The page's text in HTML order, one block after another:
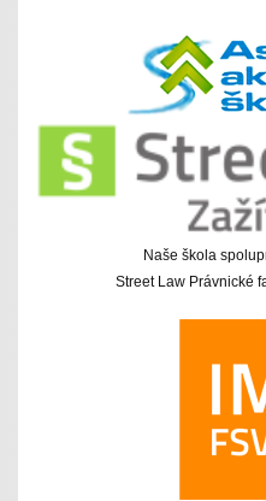
Naše škola
Street Law Právnické